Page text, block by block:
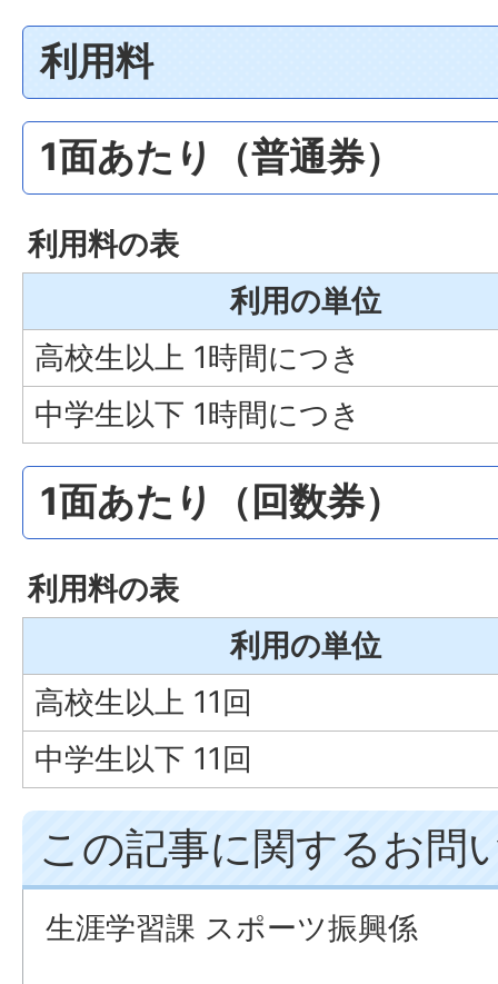
利用料
1面あたり（普通券）
利用料の表
利用の単位
高校生以上 1時間につき
中学生以下 1時間につき
1面あたり（回数券）
利用料の表
利用の単位
高校生以上 11回
中学生以下 11回
この記事に関するお問
生涯学習課 スポーツ振興係